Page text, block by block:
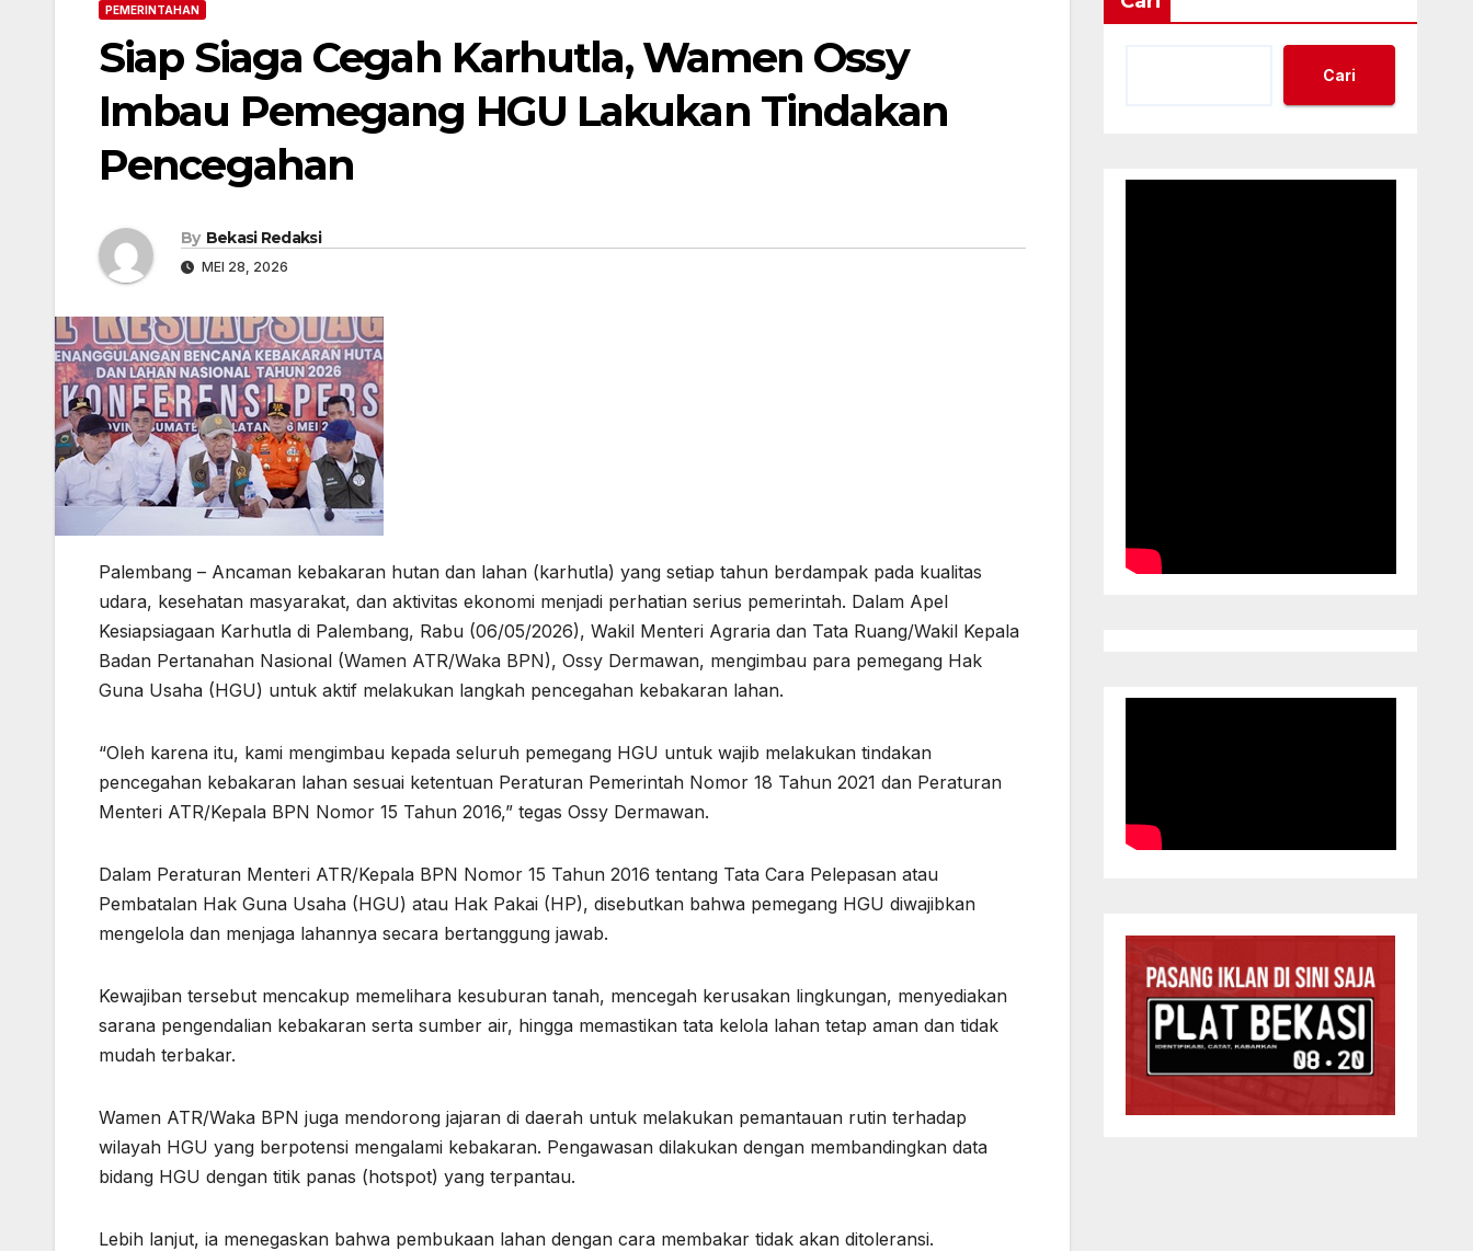
PEMERINTAHAN
Siap Siaga Cegah Karhutla, Wamen Ossy
Imbau Pemegang HGU Lakukan Tindakan
Pencegahan
By Bekasi Redaksi
MEI 28, 2026
Palembang – Ancaman kebakaran hutan dan lahan (karhutla) yang setiap tahun berdampak pada kualitas
udara, kesehatan masyarakat, dan aktivitas ekonomi menjadi perhatian serius pemerintah. Dalam Apel
Kesiapsiagaan Karhutla di Palembang, Rabu (06/05/2026), Wakil Menteri Agraria dan Tata Ruang/Wakil Kepala
Badan Pertanahan Nasional (Wamen ATR/Waka BPN), Ossy Dermawan, mengimbau para pemegang Hak
Guna Usaha (HGU) untuk aktif melakukan langkah pencegahan kebakaran lahan.
“Oleh karena itu, kami mengimbau kepada seluruh pemegang HGU untuk wajib melakukan tindakan
pencegahan kebakaran lahan sesuai ketentuan Peraturan Pemerintah Nomor 18 Tahun 2021 dan Peraturan
Menteri ATR/Kepala BPN Nomor 15 Tahun 2016,” tegas Ossy Dermawan.
Dalam Peraturan Menteri ATR/Kepala BPN Nomor 15 Tahun 2016 tentang Tata Cara Pelepasan atau
Pembatalan Hak Guna Usaha (HGU) atau Hak Pakai (HP), disebutkan bahwa pemegang HGU diwajibkan
mengelola dan menjaga lahannya secara bertanggung jawab.
Kewajiban tersebut mencakup memelihara kesuburan tanah, mencegah kerusakan lingkungan, menyediakan
sarana pengendalian kebakaran serta sumber air, hingga memastikan tata kelola lahan tetap aman dan tidak
mudah terbakar.
Wamen ATR/Waka BPN juga mendorong jajaran di daerah untuk melakukan pemantauan rutin terhadap
wilayah HGU yang berpotensi mengalami kebakaran. Pengawasan dilakukan dengan membandingkan data
bidang HGU dengan titik panas (hotspot) yang terpantau.
Lebih lanjut, ia menegaskan bahwa pembukaan lahan dengan cara membakar tidak akan ditoleransi.
Cari